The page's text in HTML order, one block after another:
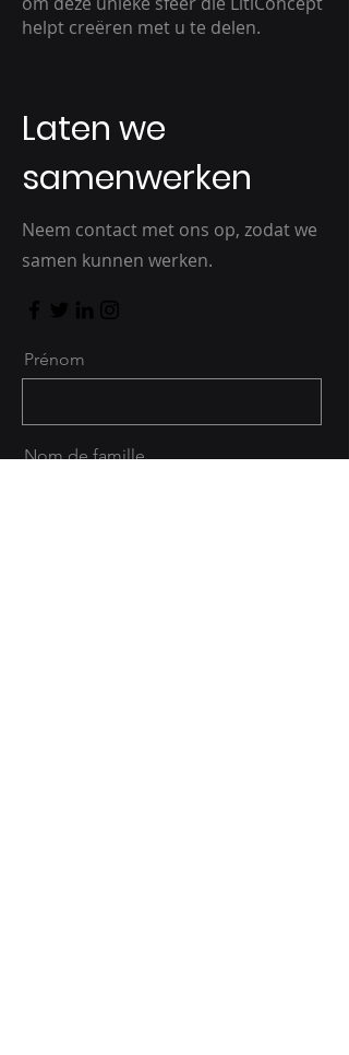
helpt creëren met u te delen.
Laten we
samenwerken
Neem contact met ons op, zodat we
samen kunnen werken.
Prénom
Nom de famille